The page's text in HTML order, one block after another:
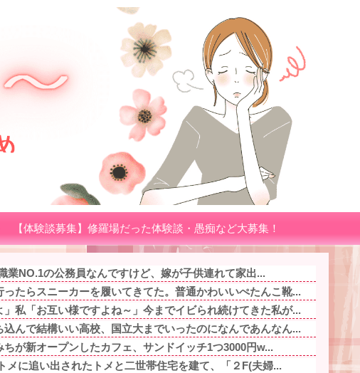
【体験談募集】修羅場だった体験談・愚痴など大募集！
業NO.1の公務員なんですけど、嫁が子供連れて家出...
たらスニーカーを履いてきてた。普通かわいいぺたんこ靴...
私「お互い様ですよね～」今までイビられ続けてきた私が...
込んで結構いい高校、国立大までいったのになんであんなん...
ちが新オープンしたカフェ、サンドイッチ1つ3000円w...
メに追い出されたトメと二世帯住宅を建て、「２F(夫婦...